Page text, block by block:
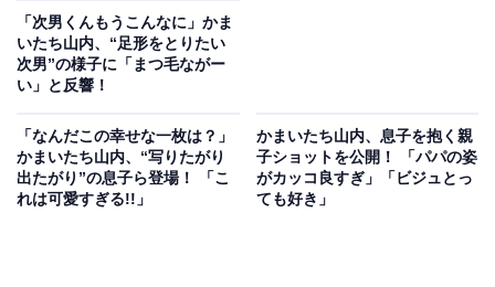
「次男くんもうこんなに」かま
いたち山内、“足形をとりたい
次男”の様子に「まつ毛ながー
い」と反響！
「なんだこの幸せな一枚は？」
かまいたち山内、“写りたがり
出たがり”の息子ら登場！ 「こ
れは可愛すぎる!!」
かまいたち山内、息子を抱く親
子ショットを公開！ 「パパの姿
がカッコ良すぎ」「ビジュとっ
ても好き」